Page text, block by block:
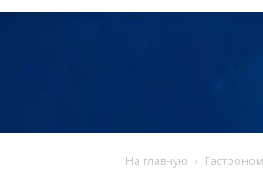
На главную